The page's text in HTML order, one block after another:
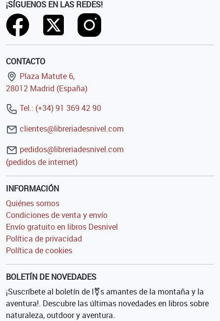
¡SÍGUENOS EN LAS REDES!
CONTACTO
Plaza Matute 6,
28012 Madrid (España)
Tel.: (+34) 91 369 42 90
clientes@libreriadesnivel.com
pedidos@libreriadesnivel.com
(pedidos de internet)
INFORMACIÓN
Quiénes somos
Condiciones de venta y envío
Envío gratuito en libros Desnivel
Política de privacidad
Política de cookies
BOLETÍN DE NOVEDADES
¡Suscríbete al boletín de l⚧s amantes de la montaña y la
aventura!. Descubre las últimas novedades en libros sobre
naturaleza, outdoor y aventura.